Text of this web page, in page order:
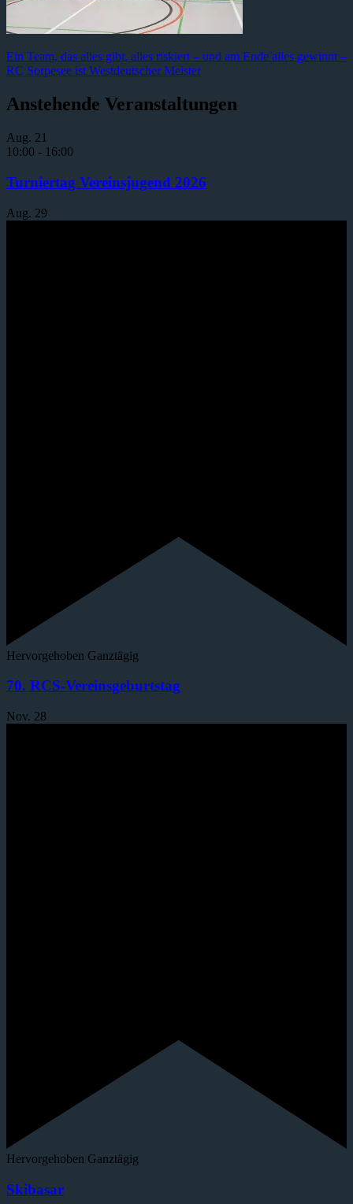
Ein Team, das alles gibt, alles riskiert – und am Ende alles gewinnt –
RC Sorpesee ist Westdeutscher Meister
Anstehende Veranstaltungen
Aug. 21
10:00 - 16:00
Turniertag Vereinsjugend 2026
Aug. 29
Hervorgehoben Ganztägig
70. RCS-Vereinsgeburtstag
Nov. 28
Hervorgehoben Ganztägig
Skibasar